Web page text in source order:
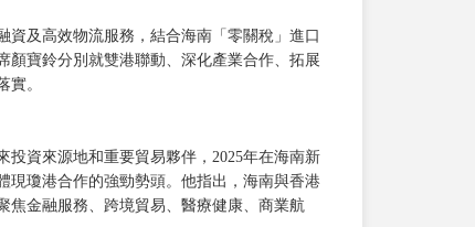
及高效物流服務，結合海南「零關稅」進口
顏寶鈴分別就雙港聯動、深化產業合作、拓展
。
資來源地和重要貿易夥伴，2025年在海南新
現瓊港合作的強勁勢頭。他指出，海南與香港
焦金融服務、跨境貿易、醫療健康、商業航